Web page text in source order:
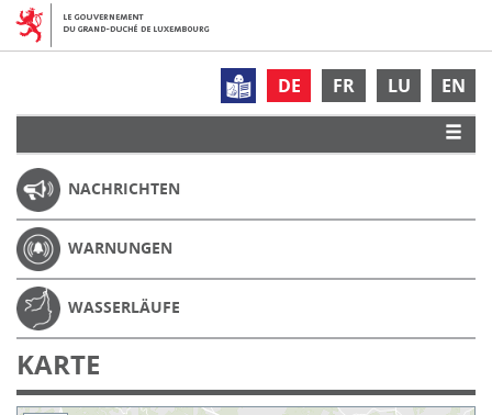
DE FR LU EN
NACHRICHTEN
WARNUNGEN
WASSERLÄUFE
KARTE